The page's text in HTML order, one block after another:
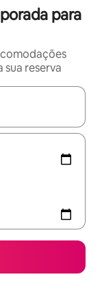
para
reserva
explore-os